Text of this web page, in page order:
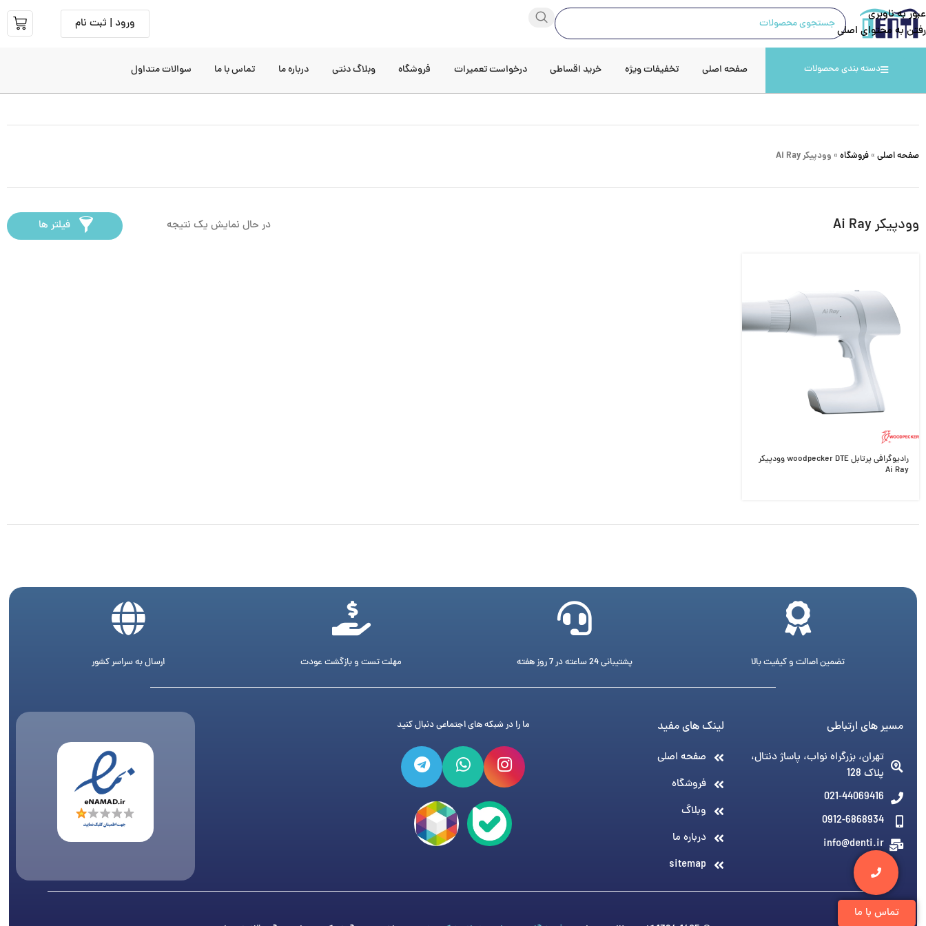
عبور به ناوبری
رفتن به محتوای اصلی
ورود | ثبت نام
دسته بندی محصولات صفحه اصلی تخفیفات ویژه خرید اقساطی درخواست تعمیرات فروشگاه وبلاگ دنتی درباره ما تماس با ما سوالات متداول
صفحه اصلی » فروشگاه » وودپیکر Ai Ray
وودپیکر Ai Ray در حال نمایش یک نتیجه فیلتر ها
رادیوگرافی پرتابل woodpecker DTE وودپیکر
Ai Ray
تماس با ما
تضمین اصالت و کیفیت بالا پشتیبانی 24 ساعته در 7 روز هفته مهلت تست و بازگشت عودت ارسال به سراسر کشور
مسیر های ارتباطی
تهران، بزرگراه نواب، پاساژ دنتال،
پلاک 128
021-44069416
0912-6868934
info@denti.ir
لینک های مفید
صفحه اصلی
فروشگاه
وبلاگ
درباره ما
sitemap
ما را در شبکه های اجتماعی دنبال کنید